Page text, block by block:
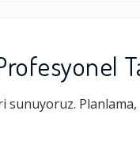
sunuyoruz.